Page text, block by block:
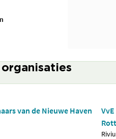
van de Nieuwe Haven